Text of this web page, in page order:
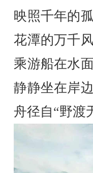
映照千年的
花潭的万千
乘游船在水
静静坐在岸
舟径自“野渡